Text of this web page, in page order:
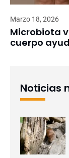
Marzo 18, 2026
Microbiota
cuerpo
Noticias